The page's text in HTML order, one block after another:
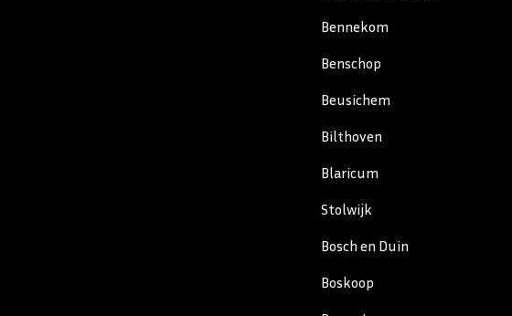
Bennekom
Benschop
Beusichem
Bilthoven
Blaricum
Stolwijk
Bosch en Duin
Boskoop